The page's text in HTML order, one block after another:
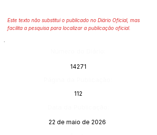
Este texto não substitui o publicado no Diário Oficial, mas
facilita a pesquisa para localizar a publicação oficial.
14271
112
22 de maio de 2026